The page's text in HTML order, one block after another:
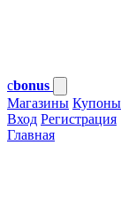
cbonus
Магазины
Вход Регистрация
Главная